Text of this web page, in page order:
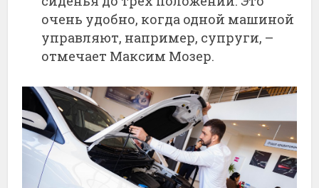
очень удобно, когда одной машиной
управляют, например, супруги, –
отмечает Максим Мозер.